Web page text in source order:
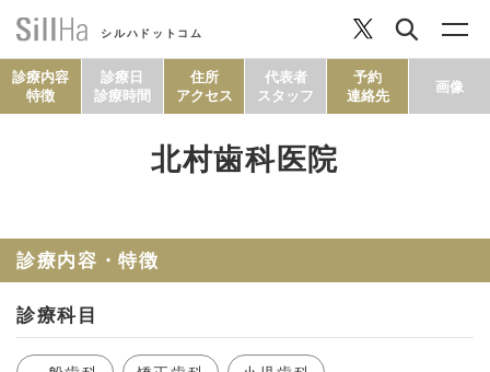
シルハドットコム
診療内容
特徴
診療日
診療時間
住所
アクセス
代表者
スタッフ
予約
連絡先
画像
北村歯科医院
診療内容・特徴
診療科目